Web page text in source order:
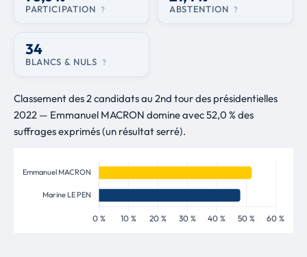
PARTICIPATION ? ABSTENTION ?
34
BLANCS & NULS ?
Classement des 2 candidats au 2nd tour des présidentielles
2022 — Emmanuel MACRON domine avec 52,0 % des
suffrages exprimés (un résultat serré).